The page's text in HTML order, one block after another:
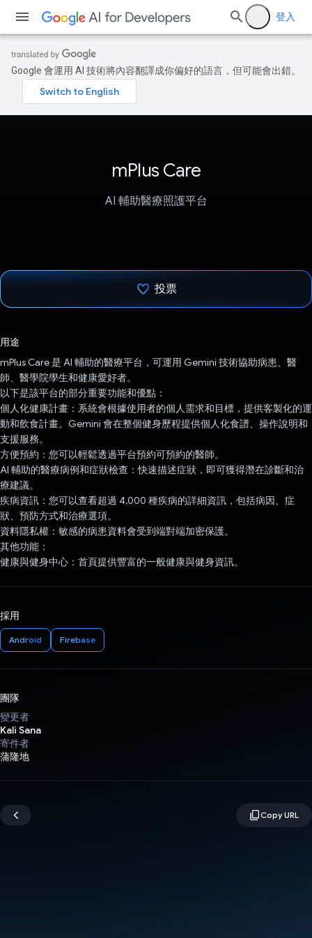
登入
Google 會運用 AI 技術將內容翻譯成你偏好的語言，但可能會出錯。
mPlus Care
AI 輔助醫療照護平台
投票
用途
mPlus Care 是 AI 輔助的醫療平台，可運用 Gemini 技術協助病患、醫
師、醫學院學生和健康愛好者。
以下是該平台的部分重要功能和優點：
個人化健康計畫：系統會根據使用者的個人需求和目標，提供客製化的運
動和飲食計畫。Gemini 會在整個健身歷程提供個人化食譜、操作說明和
支援服務。
方便預約：您可以輕鬆透過平台預約可預約的醫師。
AI 輔助的醫療病例和症狀檢查：快速描述症狀，即可獲得潛在診斷和治
療建議。
疾病資訊：您可以查看超過 4,000 種疾病的詳細資訊，包括病因、症
狀、預防方式和治療選項。
資料隱私權：敏感的病患資料會受到端對端加密保護。
其他功能：
健康與健身中心：首頁提供豐富的一般健康與健身資訊。
採用
Android Firebase
團隊
變更者
Kali Sana
寄件者
蒲隆地